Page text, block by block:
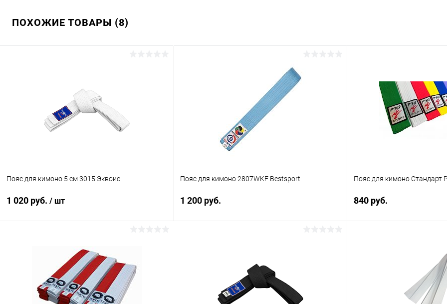
ПОХОЖИЕ ТОВАРЫ (8)
Пояс для кимоно 5 см 3015 Эквоис
1 020 руб. / шт
Купить в 1 клик Сравнение
В избранное В наличии
Пояс для кимоно 2807WKF Bestsport
1 200 руб.
В наличии
Пояс для кимоно Стандарт
840 руб.